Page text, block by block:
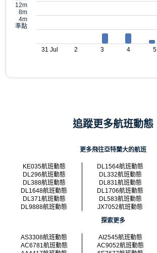
12m
8m
4m
準點
31 Jul 2 3 4 5
追蹤更多航班動態
更多飛往亞特蘭大的航班
KE035航班動態
DL1564航班動態
DL296航班動態
DL332航班動態
DL388航班動態
DL831航班動態
DL1648航班動態
DL1706航班動態
DL371航班動態
DL583航班動態
DL9888航班動態
JX7052航班動態
探索更多
AS3308航班動態
AI2545航班動態
AC6781航班動態
AC9052航班動態